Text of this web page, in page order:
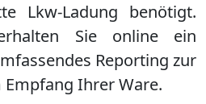
Lkw-Ladung benötigt.
Sie online ein
Reporting zur
Ihrer Ware.